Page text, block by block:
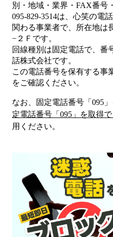
別・地域・業界・FAX番号
095-829-3514は、 心笑の電
関わる事業者で、所在地は
−２Ｆ です。
回線種別は固定電話で、番
話株式会社です。
この電話番号を保有する事
をご確認ください。
なお、固定電話番号「 095
定電話番号「 095 」を取得
用ください。